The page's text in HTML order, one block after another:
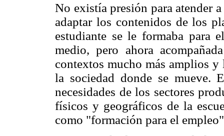
No existía presión para atender
adaptar los contenidos de los
estudiante se le formaba para
medio, pero ahora
contextos mucho más amplios
la sociedad donde se mueve.
necesidades de los sectores
físicos y geográficos de la
como "formación para el